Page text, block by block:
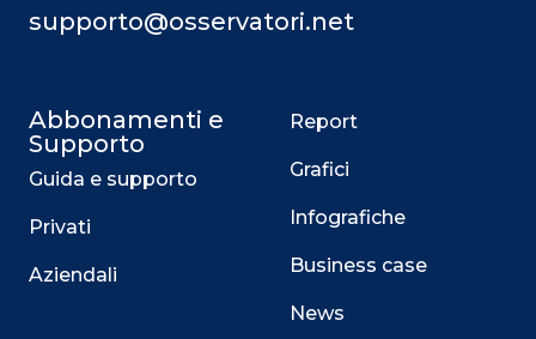
supporto@osservatori.net
Abbonamenti e
Supporto
Guida e supporto
Privati
Aziendali
Report
Grafici
Infografiche
Business case
News